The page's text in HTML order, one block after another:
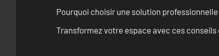
Pourquoi choisir une solution professionnelle
Transformez votre espace avec ces